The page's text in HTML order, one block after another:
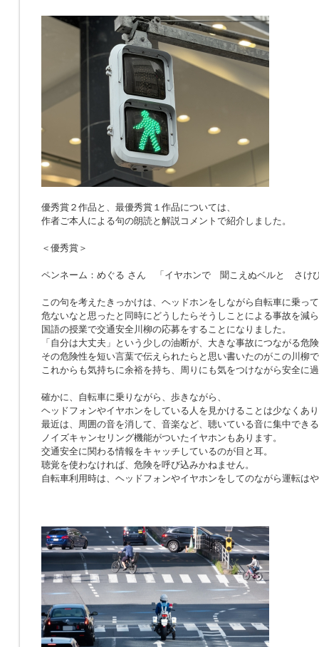
優秀賞２作品と、最優秀賞１作品については、
作者ご本人による句の朗読と解説コメントで紹介しました。
＜優秀賞＞
ペンネーム：めぐる さん 「イヤホンで 聞こえぬベルと さけ
この句を考えたきっかけは、ヘッドホンをしながら自転車に乗っ
危ないなと思ったと同時にどうしたらそうしことによる事故を減
国語の授業で交通安全川柳の応募をすることになりました。
「自分は大丈夫」という少しの油断が、大きな事故につながる危
その危険性を短い言葉で伝えられたらと思い書いたのがこの川柳
これからも気持ちに余裕を持ち、周りにも気をつけながら安全に
確かに、自転車に乗りながら、歩きながら、
ヘッドフォンやイヤホンをしている人を見かけることは少なくあ
最近は、周囲の音を消して、音楽など、聴いている音に集中できる
ノイズキャンセリング機能がついたイヤホンもあります。
交通安全に関わる情報をキャッチしているのが目と耳。
聴覚を使わなければ、危険を呼び込みかねません。
自転車利用時は、ヘッドフォンやイヤホンをしてのながら運転は